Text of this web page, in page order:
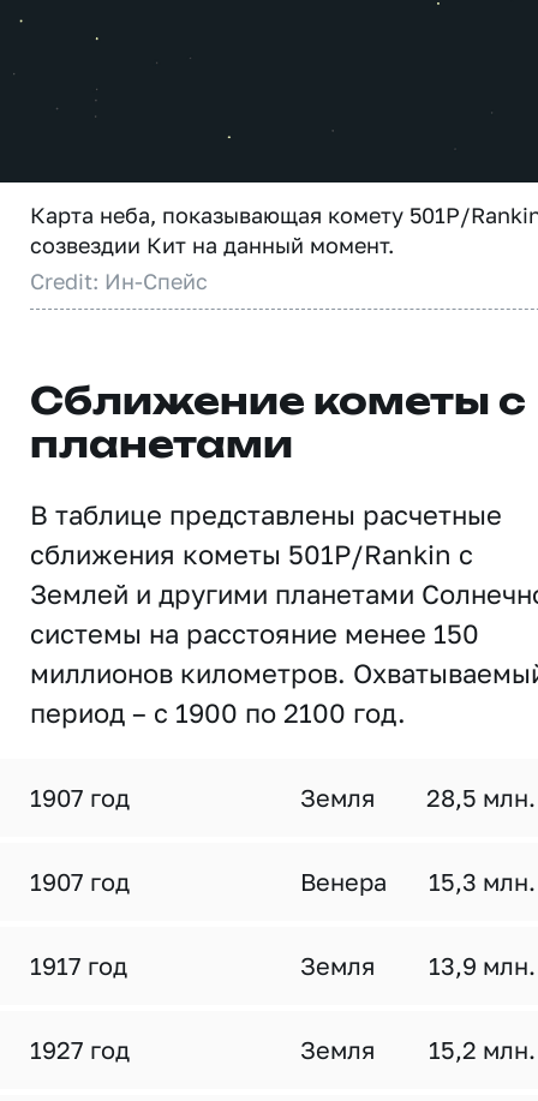
Карта неба, показывающая комету 501P/
созвездии Кит на данный момент.
Credit: Ин-Спейс
Сближение кометы с
планетами
В таблице представлены расчетные
сближения кометы 501P/Rankin с
Землей и другими планетами
системы на расстояние менее 150
миллионов километров.
период – с 1900 по 2100 год.
1907 год Земля 28,5
1907 год Венера 15,3
1917 год Земля 13,9
1927 год Земля 15,2